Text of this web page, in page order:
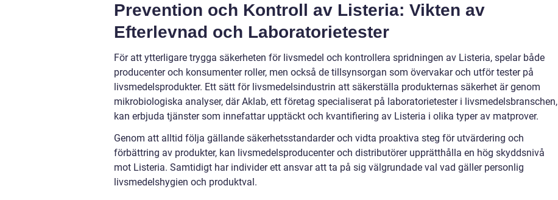
Prevention och Kontroll av Listeria: Vikten av
Efterlevnad och Laboratorietester
För att ytterligare trygga säkerheten för livsmedel och kontrollera spridningen av Listeria, spelar både
producenter och konsumenter roller, men också de tillsynsorgan som övervakar och utför tester på
livsmedelsprodukter. Ett sätt för livsmedelsindustrin att säkerställa produkternas säkerhet är genom
mikrobiologiska analyser, där Aklab, ett företag specialiserat på laboratorietester i livsmedelsbranschen,
kan erbjuda tjänster som innefattar upptäckt och kvantifiering av Listeria i olika typer av matprover.
Genom att alltid följa gällande säkerhetsstandarder och vidta proaktiva steg för utvärdering och
förbättring av produkter, kan livsmedelsproducenter och distributörer upprätthålla en hög skyddsnivå
mot Listeria. Samtidigt har individer ett ansvar att ta på sig välgrundade val vad gäller personlig
livsmedelshygien och produktval.